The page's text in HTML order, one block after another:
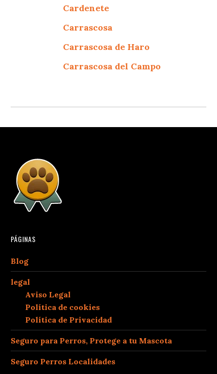
Cardenete
Carrascosa
Carrascosa de Haro
Carrascosa del Campo
PÁGINAS
Blog
legal
Aviso Legal
Política de cookies
Política de Privacidad
Seguro para Perros, Protege a tu Mascota
Seguro Perros Localidades